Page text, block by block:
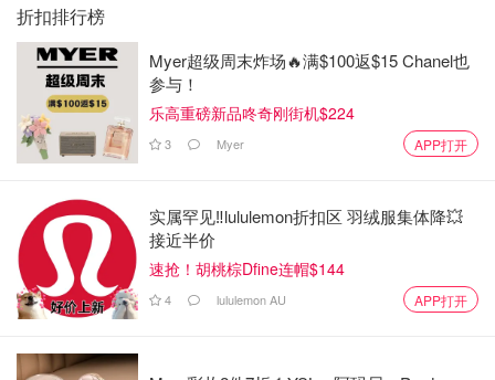
我跟老公上次游台湾时没有来野柳，所以这次特地加入这行
程，去看看野柳女王头。 野柳女王头的成因是野柳的蕈状
岩层，在 1962年间，其中一颗蕈状岩顶部节理断裂，而形
成类似英国伊莉莎白女王头像。要跟女王头拍照要在指定的
地方排队，有工作人员在疏导群众和提示拍照的人群不要逗
留过长时间。
折扣排行榜
Myer超级周末炸场🔥满$100返$15 Chanel也
参与！
乐高重磅新品咚奇刚街机$224
3 Myer APP打开
实属罕见‼️lululemon折扣区 羽绒服集体降💥
接近半价
速抢！胡桃棕Dfine连帽$144
4 lululemon AU APP打开